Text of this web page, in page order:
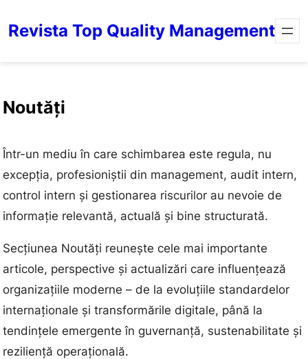
Revista Top Quality Management
Noutăți
Într-un mediu în care schimbarea este regula, nu
excepția, profesioniștii din management, audit intern,
control intern și gestionarea riscurilor au nevoie de
informație relevantă, actuală și bine structurată.
Secțiunea Noutăți reunește cele mai importante
articole, perspective și actualizări care influențează
organizațiile moderne – de la evoluțiile standardelor
internaționale și transformările digitale, până la
tendințele emergente în guvernanță, sustenabilitate și
reziliență operațională.